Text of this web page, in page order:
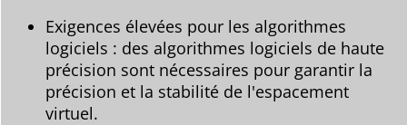
Exigences élevées pour les algorithmes
logiciels : des algorithmes logiciels de haute
précision sont nécessaires pour garantir la
précision et la stabilité de l'espacement
virtuel.